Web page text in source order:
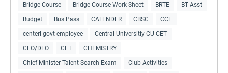
Bridge Course Bridge Course Work Sheet BRTE BT Asst
Budget Bus Pass CALENDER CBSC CCE
centerl govt employee Central Universitiy CU-CET
CEO/DEO CET CHEMISTRY
Chief Minister Talent Search Exam Club Activities